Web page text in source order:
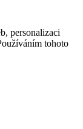
personalizaci
tohoto